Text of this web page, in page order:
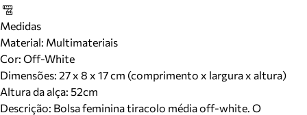
Medidas
Material: Multimateriais
Cor: Off-White
Dimensões: 27 x 8 x 17 cm (comprimento x largura x altura)
Altura da alça: 52cm
Descrição: Bolsa feminina tiracolo média off-white. O